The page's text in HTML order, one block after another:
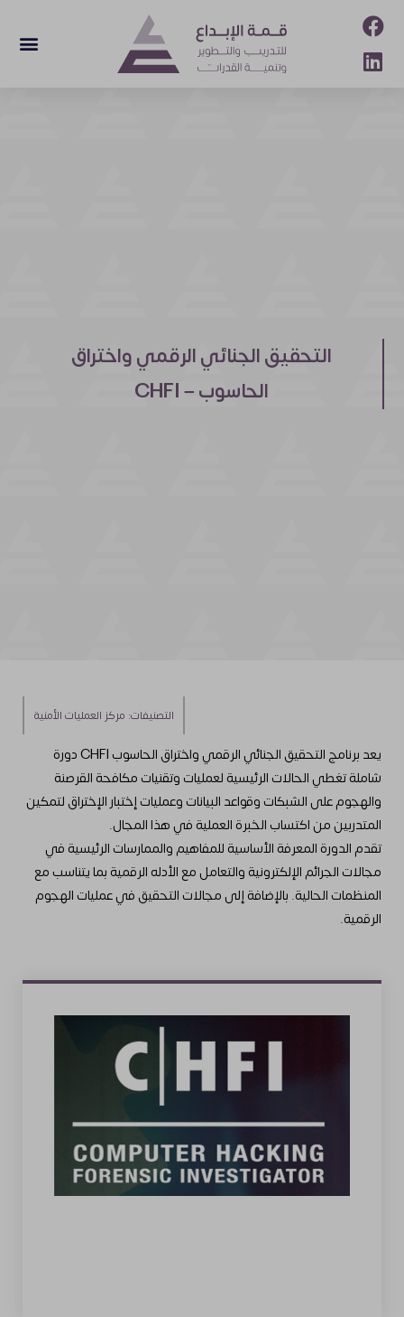
التحقيق الجنائي الرقمي واختراق
الحاسوب – CHFI
التصنيفات: مركز العمليات الأمنية
يعد برنامج التحقيق الجنائي الرقمي واختراق الحاسوب CHFI دورة
شاملة تغطي الحالات الرئيسية لعمليات وتقنيات مكافحة القرصنة
والهجوم على الشبكات وقواعد البيانات وعمليات إختبار الإختراق لتمكين
المتدربين من اكتساب الخبرة العملية في هذا المجال.
تقدم الدورة المعرفة الأساسية للمفاهيم والممارسات الرئيسية في
مجالات الجرائم الإلكترونية والتعامل مع الأدله الرقمية بما يتناسب مع
المنظمات الحالية. بالإضافة إلى مجالات التحقيق في عمليات الهجوم
الرقمية.